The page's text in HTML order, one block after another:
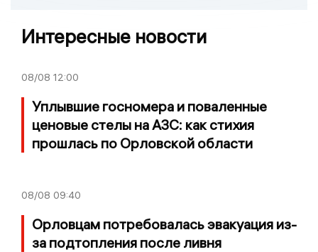
Интересные новости
08/08 12:00
Уплывшие госномера и поваленные
ценовые стелы на АЗС: как стихия
прошлась по Орловской области
08/08 09:40
Орловцам потребовалась эвакуация из-
за подтопления после ливня